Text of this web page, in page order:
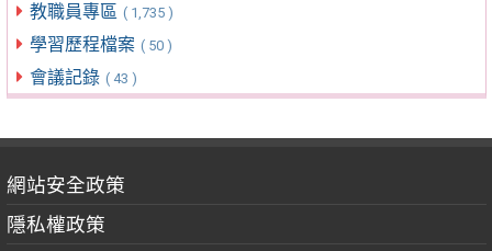
教職員專區 ( 1,735 )
學習歷程檔案 ( 50 )
會議記錄 ( 43 )
網站安全政策
隱私權政策